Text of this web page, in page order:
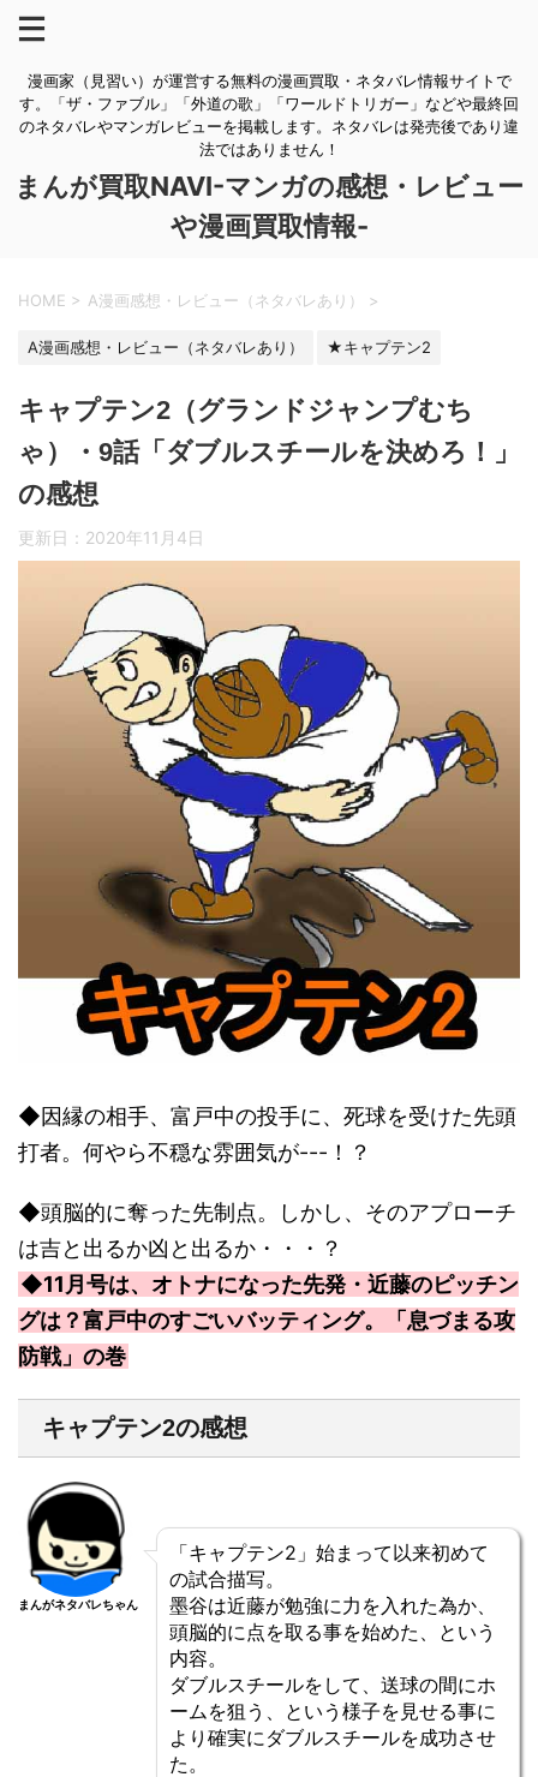
漫画家（見習い）が運営する無料の漫画買取・ネタバレ情報サイトで
す。「ザ・ファブル」「外道の歌」「ワールドトリガー」などや最終回
のネタバレやマンガレビューを掲載します。ネタバレは発売後であり違
法ではありません！
まんが買取NAVI-マンガの感想・レビュー
や漫画買取情報-
HOME > A漫画感想・レビュー（ネタバレあり） >
A漫画感想・レビュー（ネタバレあり） ★キャプテン2
キャプテン2（グランドジャンプむち
ゃ）・9話「ダブルスチールを決めろ！」
の感想
更新日： 2020年11月4日
◆因縁の相手、富戸中の投手に、死球を受けた先頭
打者。何やら不穏な雰囲気が---！？
◆頭脳的に奪った先制点。しかし、そのアプローチ
は吉と出るか凶と出るか・・・？
◆11月号は、オトナになった先発・近藤のピッチン
グは？富戸中のすごいバッティング。「息づまる攻
防戦」の巻
キャプテン2の感想
まんがネタバレちゃん
「キャプテン2」始まって以来初めて
の試合描写。
墨谷は近藤が勉強に力を入れた為か、
頭脳的に点を取る事を始めた、という
内容。
ダブルスチールをして、送球の間にホ
ームを狙う、という様子を見せる事に
より確実にダブルスチールを成功させ
た。